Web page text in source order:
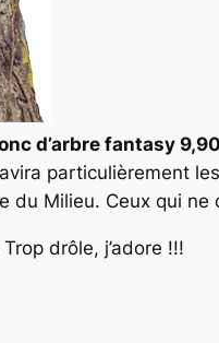
d’arbre fantasy
particulièrement
du Milieu. Ceux qui
drôle, j’adore !!!